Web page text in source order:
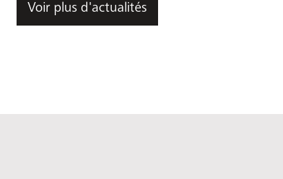
Voir plus d'actualités